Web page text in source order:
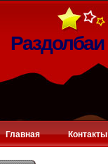
Раздолбаи
Главная Контакты